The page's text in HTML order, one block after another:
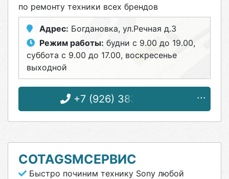
по ремонту техники всех брендов
Адрес: Богдановка, ул.Речная д.3
Режим работы: будни с 9.00 до 19.00,
суббота с 9.00 до 17.00, воскресенье
выходной
+7 (926) 383-87-10
COTAGSMСЕРВИС
Быстро починим технику Sony любой